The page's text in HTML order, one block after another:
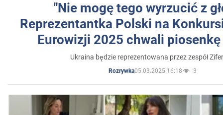
"Nie mogę tego wyrzucić z
Reprezentantka Polski na
Eurowizji 2025 chwali
Ukraina będzie reprezentowana przez zespół
Rozrywka05.03.2025 16:18 3